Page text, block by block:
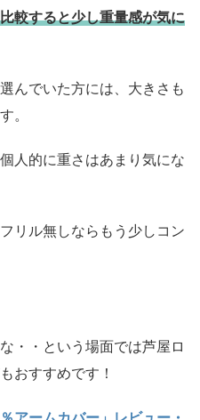
較すると少し重量感が気に
んでいた方には、大きさも
。
人的に重さはあまり気にな
リル無しならもう少しコン
・・という場面では芦屋ロ
おすすめです！